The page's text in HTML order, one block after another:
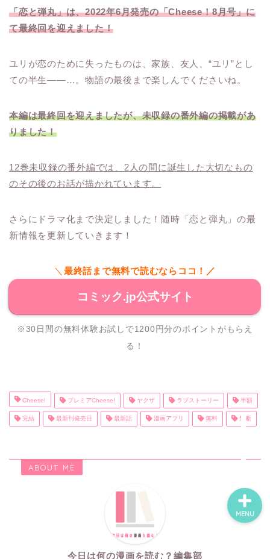
「恋と弾丸」は、2022年6月発売の「Cheese！8月号」に
て最終回を迎えました！
ユリが恋のために失ったものは、家族、友人、“ユリ”とし
ての半生――…。物語の最後まで楽しんでくださいね。
本編は最終回を迎えましたが、未収録の番外編の掲載があ
りました！
12巻未収録の番外編では、2人の間に誕生した大切なもの
のその後のお話が描かれています。
さらにドラマ化まで決定しました！随時「恋と弾丸」の最
新情報を更新していきます！
＼ 最終話まで無料で読むならココ！／
コミック.jp公式サイト
※30日間の無料体験お試しで1200円分のポイントがもらえ
る！
Cheese! プレミアCheese! ヤクザ ラブストーリー 半額
完結 最新刊発売日 最新話 漫画アプリ 無料 禁断
ABOUT ME
今日は何の漫画を読む？編集部
MENU
ホーム
無料で読める漫画・小説